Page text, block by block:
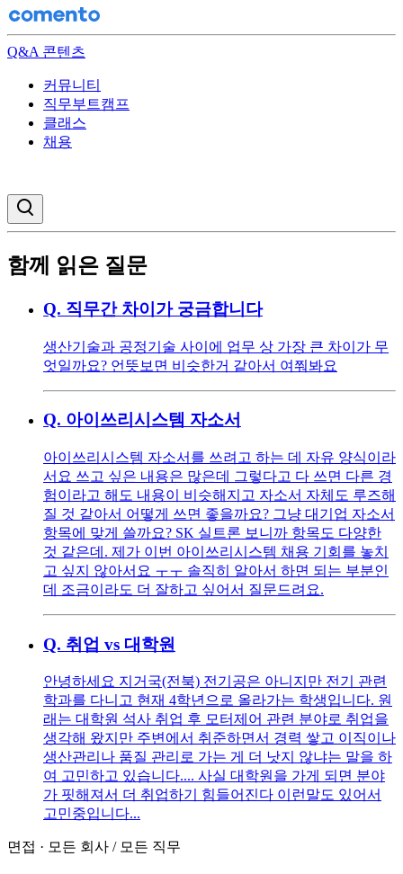
Q&A 콘텐츠
커뮤니티
직무부트캠프
클래스
채용
함께 읽은 질문
Q. 직무간 차이가 궁금합니다
생산기술과 공정기술 사이에 업무 상 가장 큰 차이가 무
엇일까요? 언뜻보면 비슷한거 같아서 여쭤봐요
Q. 아이쓰리시스템 자소서
아이쓰리시스템 자소서를 쓰려고 하는 데 자유 양식이라
서요 쓰고 싶은 내용은 많은데 그렇다고 다 쓰면 다른 경
험이라고 해도 내용이 비슷해지고 자소서 자체도 루즈해
질 것 같아서 어떻게 쓰면 좋을까요? 그냥 대기업 자소서
항목에 맞게 쓸까요? SK 실트론 보니까 항목도 다양한
것 같은데. 제가 이번 아이쓰리시스템 채용 기회를 놓치
고 싶지 않아서요 ㅜㅜ 솔직히 알아서 하면 되는 부분인
데 조금이라도 더 잘하고 싶어서 질문드려요.
Q. 취업 vs 대학원
안녕하세요 지거국(전북) 전기공은 아니지만 전기 관련
학과를 다니고 현재 4학년으로 올라가는 학생입니다. 원
래는 대학원 석사 취업 후 모터제어 관련 분야로 취업을
생각해 왔지만 주변에서 취준하면서 경력 쌓고 이직이나
생산관리나 품질 관리로 가는 게 더 낫지 않냐는 말을 하
여 고민하고 있습니다.... 사실 대학원을 가게 되면 분야
가 핏해져서 더 취업하기 힘들어진다 이런말도 있어서
고민중입니다...
면접 · 모든 회사 / 모든 직무